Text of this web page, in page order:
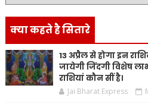
क्या कहते है सितारे
13 अप्रैल से होगा इन
जायेगी जिंदगी विशेष
राशियां कौन सीं है।
Jai Bharat Express